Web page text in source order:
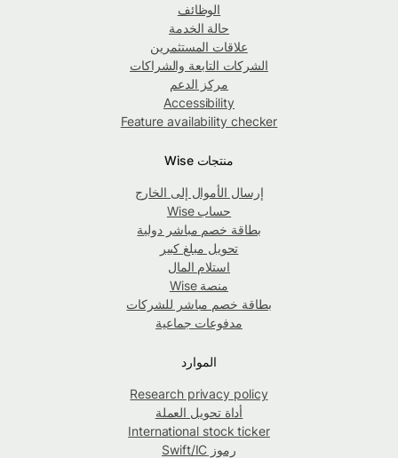
الوظائف
حالة الخدمة
علاقات المستثمرين
الشركات التابعة والشراكات
مركز الدعم
Accessibility
Feature availability checker
منتجات Wise
إرسال الأموال إلى الخارج
حساب Wise
بطاقة خصم مباشر دولية
تحويل مبلغ كبير
استلام المال
منصة Wise
بطاقة خصم مباشر للشركات
مدفوعات جماعية
الموارد
Research privacy policy
أداة تحويل العملة
International stock ticker
رموز Swift/IC